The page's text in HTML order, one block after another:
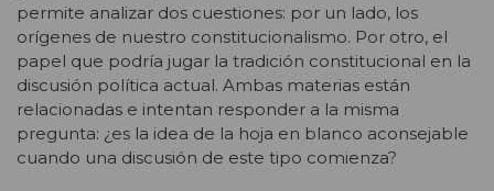
permite analizar dos cuestiones: por un lado, los
orígenes de nuestro constitucionalismo. Por otro, el
papel que podría jugar la tradición constitucional en la
discusión política actual. Ambas materias están
relacionadas e intentan responder a la misma
pregunta: ¿es la idea de la hoja en blanco aconsejable
cuando una discusión de este tipo comienza?